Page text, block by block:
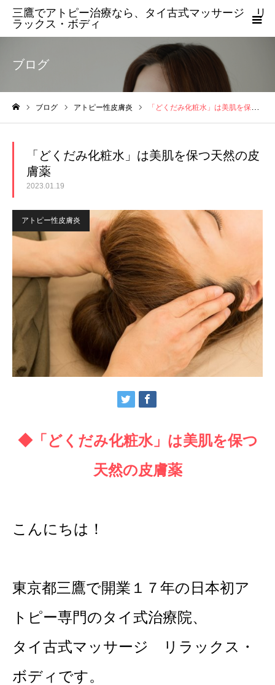
三鷹でアトピー治療なら、タイ古式マッサージ リ
ラックス・ボディ
ブログ
ブログ アトピー性皮膚炎 「どくだみ化粧水」は美肌を保つ天然の皮膚薬
「どくだみ化粧水」は美肌を保つ天然の皮
膚薬
2023.01.19
アトピー性皮膚炎
◆「どくだみ化粧水」は美肌を保つ
天然の皮膚薬
こんにちは！
東京都三鷹で開業１７年の日本初ア
トピー専門のタイ式治療院、
タイ古式マッサージ リラックス・
ボディです。